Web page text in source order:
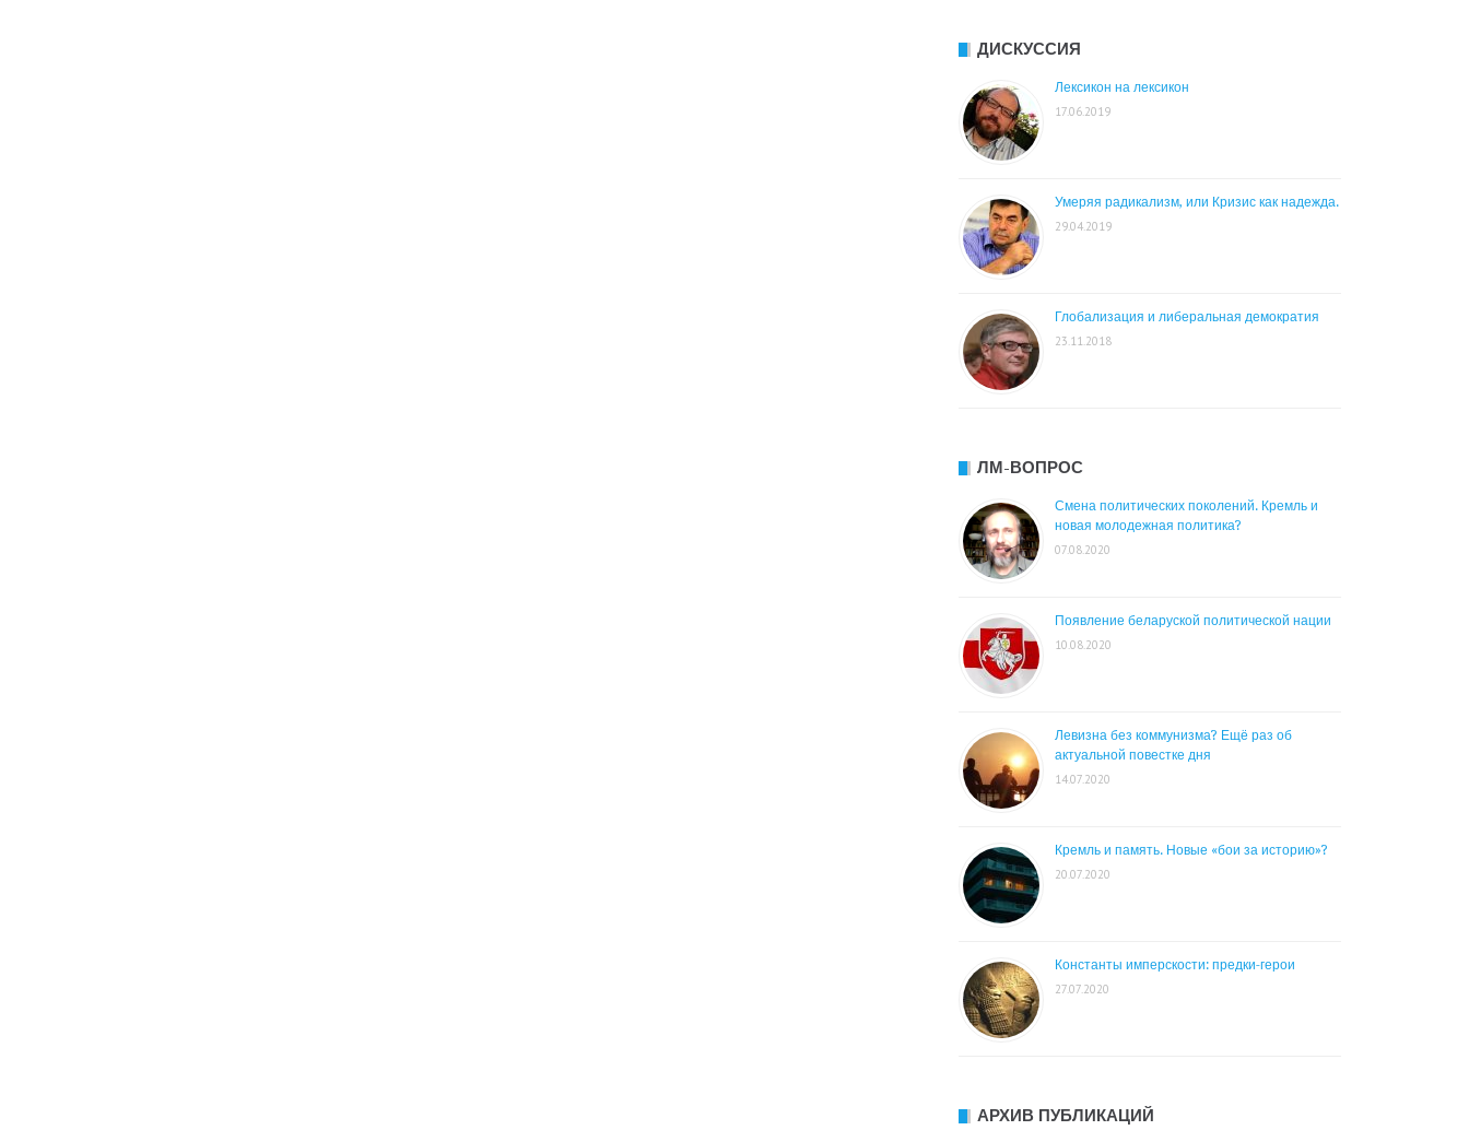
ДИСКУССИЯ
Лексикон на лексикон
17.06.2019
Умеряя радикализм, или Кризис как надежда.
29.04.2019
Глобализация и либеральная демократия
23.11.2018
ЛМ-ВОПРОС
Смена политических поколений. Кремль и
новая молодежная политика?
07.08.2020
Появление беларуской политической нации
10.08.2020
Левизна без коммунизма? Ещё раз об
актуальной повестке дня
14.07.2020
Кремль и память. Новые «бои за историю»?
20.07.2020
Константы имперскости: предки-герои
27.07.2020
АРХИВ ПУБЛИКАЦИЙ